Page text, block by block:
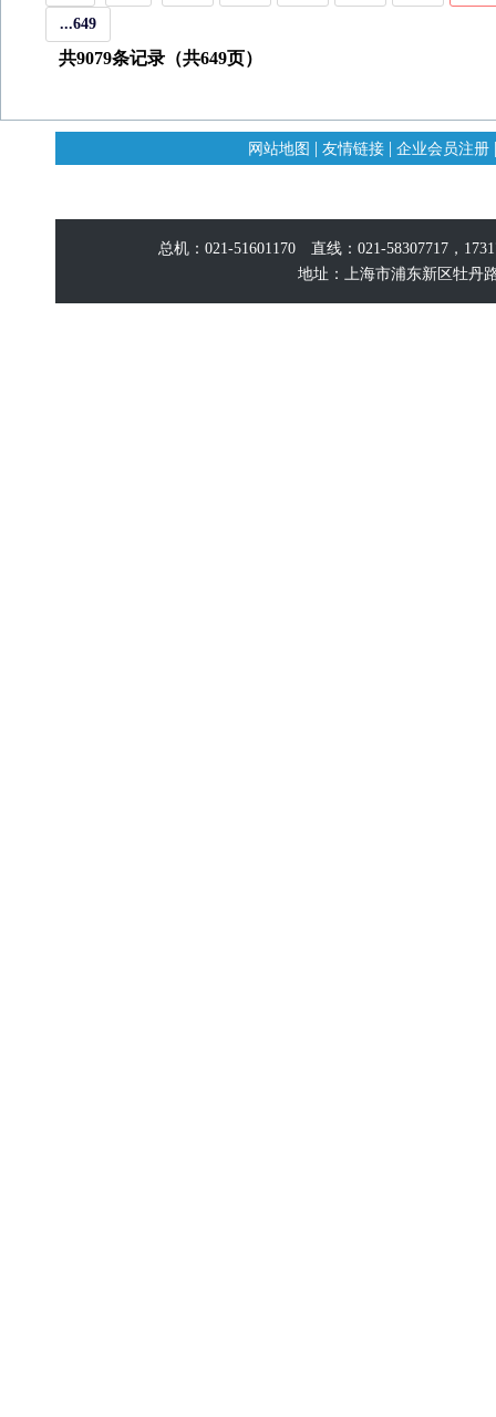
...649
共9079条记录（共649页）
网站地图 | 友情链接 | 企业会员注册
总机：021-51601170 直线：021-58307717，
地址：上海市浦东新区牡丹